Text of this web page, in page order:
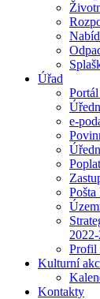
Úřad
e-
Pošta
Profil
Kulturní
Kontakty